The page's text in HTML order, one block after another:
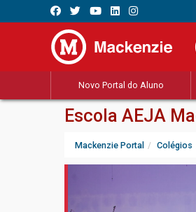
Novo Portal do Aluno
Escola AEJA
Mackenzie Portal Colégios